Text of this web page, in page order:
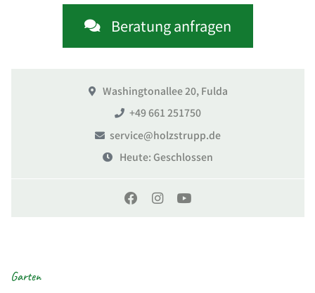
Beratung anfragen
Washingtonallee 20, Fulda
+49 661 251750
service@holzstrupp.de
Heute: Geschlossen
Garten